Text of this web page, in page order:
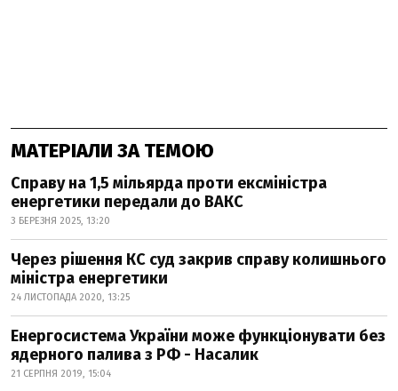
МАТЕРІАЛИ ЗА ТЕМОЮ
Справу на 1,5 мільярда проти ексміністра
енергетики передали до ВАКС
3 БЕРЕЗНЯ 2025, 13:20
Через рішення КС суд закрив справу колишнього
міністра енергетики
24 ЛИСТОПАДА 2020, 13:25
Енергосистема України може функціонувати без
ядерного палива з РФ - Насалик
21 СЕРПНЯ 2019, 15:04